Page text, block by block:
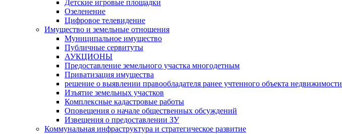
Детские игровые площадки
Озеленение
Цифровое телевидение
Имущество и земельные отношения
Муниципальное имущество
Публичные сервитуты
АУКЦИОНЫ
Предоставление земельного участка многодетным
Приватизация имущества
решение о выявлении правообладателя ранее учтенного объекта недвижимости
Изъятие земельных участков
Комплексные кадастровые работы
Оповещения о начале общественных обсуждений
Извещения о предоставлении ЗУ
Коммунальная инфраструктура и стратегическое развитие